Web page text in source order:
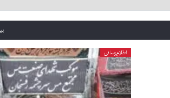
اطلاع‌رسانی